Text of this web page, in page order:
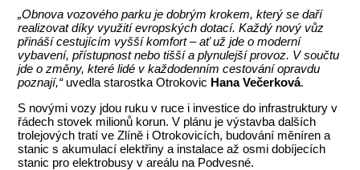
„Obnova vozového parku je dobrým krokem, který se daří
realizovat díky využití evropských dotací. Každý nový vůz
přináší cestujícím vyšší komfort – ať už jde o moderní
vybavení, přístupnost nebo tišší a plynulejší provoz. V součtu
jde o změny, které lidé v každodenním cestování opravdu
poznají,“ uvedla starostka Otrokovic Hana Večerková.
S novými vozy jdou ruku v ruce i investice do infrastruktury v
řádech stovek milionů korun. V plánu je výstavba dalších
trolejových tratí ve Zlíně i Otrokovicích, budování měníren a
stanic s akumulací elektřiny a instalace až osmi dobíjecích
stanic pro elektrobusy v areálu na Podvesné.